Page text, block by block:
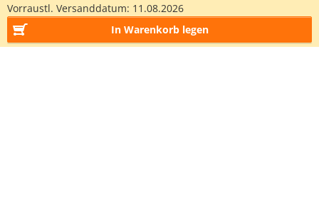
Vorraustl. Versanddatum: 11.08.2026
In Warenkorb legen